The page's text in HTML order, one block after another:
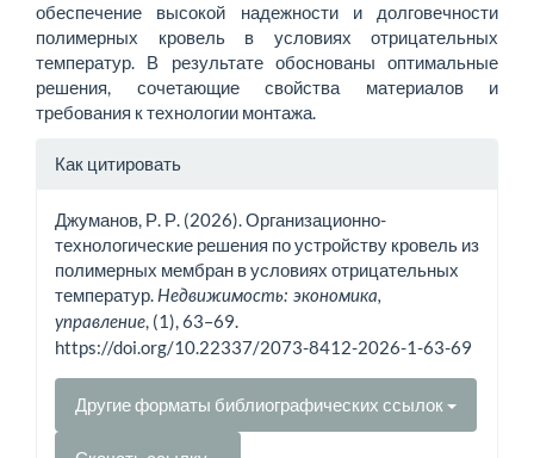
обеспечение высокой надежности и долговечности
полимерных кровель в условиях отрицательных
температур. В результате обоснованы оптимальные
решения, сочетающие свойства материалов и
требования к технологии монтажа.
Информация
Как цитировать
Джуманов, Р. Р. (2026). Организационно-
технологические решения по устройству кровель из
полимерных мембран в условиях отрицательных
температур. Недвижимость: экономика,
управление, (1), 63–69.
https://doi.org/10.22337/2073-8412-2026-1-63-69
Другие форматы библиографических ссылок